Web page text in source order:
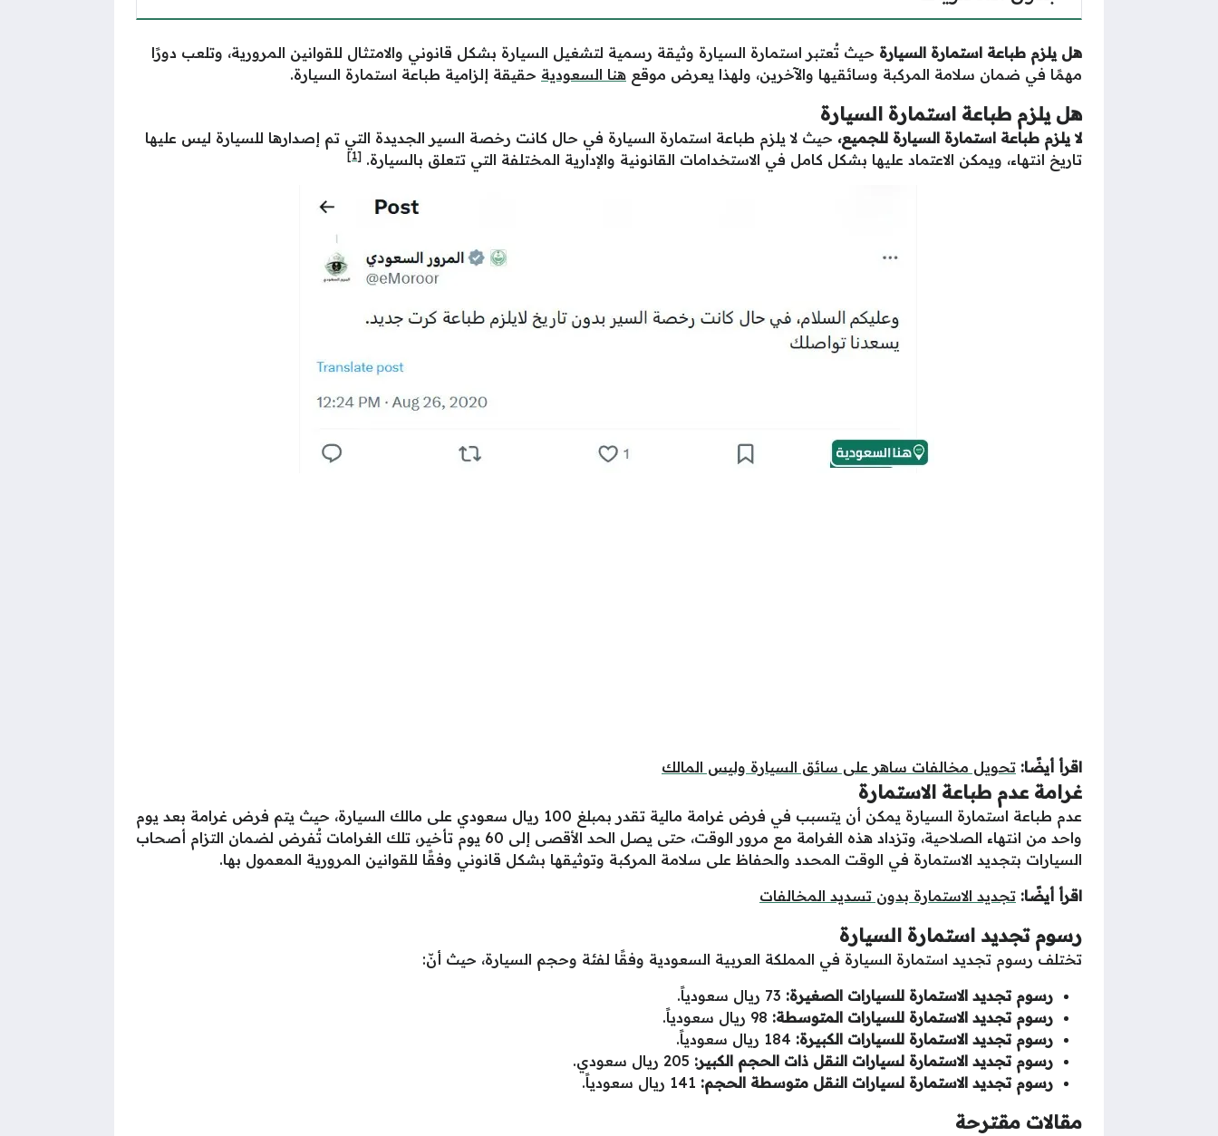
هل يلزم طباعة استمارة السيارة حيث تُعتبر استمارة السيارة وثيقة رسمية لتشغيل السيارة بشكل قانوني والامتثال للقوانين المرورية، وتلعب دورًا
مهمًا في ضمان سلامة المركبة وسائقيها والآخرين، ولهذا يعرض موقع هنا السعودية حقيقة إلزامية طباعة استمارة السيارة.
هل يلزم طباعة استمارة السيارة
لا يلزم طباعة استمارة السيارة للجميع، حيث لا يلزم طباعة استمارة السيارة في حال كانت رخصة السير الجديدة التي تم إصدارها للسيارة ليس عليها
تاريخ انتهاء، ويمكن الاعتماد عليها بشكل كامل في الاستخدامات القانونية والإدارية المختلفة التي تتعلق بالسيارة. [1]
اقرأ أيضًا: تحويل مخالفات ساهر على سائق السيارة وليس المالك
غرامة عدم طباعة الاستمارة
عدم طباعة استمارة السيارة يمكن أن يتسبب في فرض غرامة مالية تقدر بمبلغ 100 ريال سعودي على مالك السيارة، حيث يتم فرض غرامة بعد يوم
واحد من انتهاء الصلاحية، وتزداد هذه الغرامة مع مرور الوقت، حتى يصل الحد الأقصى إلى 60 يوم تأخير، تلك الغرامات تُفرض لضمان التزام أصحاب
السيارات بتجديد الاستمارة في الوقت المحدد والحفاظ على سلامة المركبة وتوثيقها بشكل قانوني وفقًا للقوانين المرورية المعمول بها.
اقرأ أيضًا: تجديد الاستمارة بدون تسديد المخالفات
رسوم تجديد استمارة السيارة
تختلف رسوم تجديد استمارة السيارة في المملكة العربية السعودية وفقًا لفئة وحجم السيارة، حيث أنّ:
رسوم تجديد الاستمارة للسيارات الصغيرة:
رسوم تجديد الاستمارة للسيارات المتوسطة:
رسوم تجديد الاستمارة للسيارات الكبيرة:
رسوم تجديد الاستمارة لسيارات النقل ذات الحجم الكبير: 205 ريال سعودي.
رسوم تجديد الاستمارة لسيارات النقل متوسطة الحجم:
مقالات مقترحة